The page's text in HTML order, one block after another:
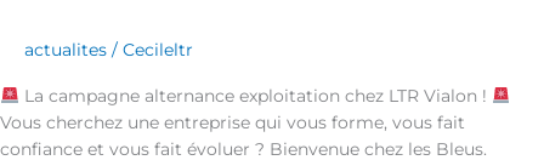
actualites / Cecileltr
La campagne alternance exploitation chez LTR Vialon !
Vous cherchez une entreprise qui vous forme, vous fait
confiance et vous fait évoluer ? Bienvenue chez les Bleus.